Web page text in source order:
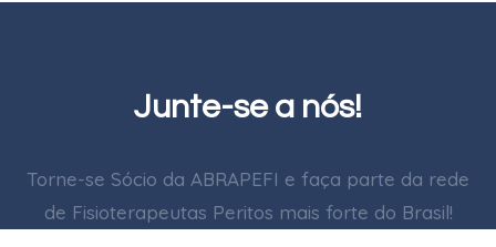
Junte-se a nós!
Torne-se Sócio da ABRAPEFI e faça parte da rede
de Fisioterapeutas Peritos mais forte do Brasil!